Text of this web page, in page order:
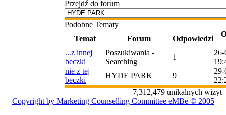
Przejdź do forum
Podobne Tematy
Temat
Forum Odpowiedzi
...z innej
beczki
Poszukiwania -
Searching
1
nie z tej
beczki
HYDE PARK 9
7,312,479 unikalnych wizyt
Copyright by Marketing Counselling Committee eMBe © 2005